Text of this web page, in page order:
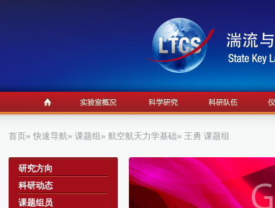
首页»快速导航» 课题组» 航空航天力学基础» 王勇 课题组
a
研究方向
科研动态
课题组员